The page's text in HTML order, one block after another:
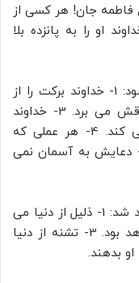
فاطمه جان! هر کسی از
او را به پانزده بلا
شش بلایی که در دنیا دامنگیرش می شود: 1- خداوند برکت را از
عمرش می برد. 2- خداوند برکت را از رزقش می برد. 3- خداوند
سیمای صالحین را از چهره اش محو می کند. 4- هر عملی که
می دهد پاداش داده نمی شود. 5- دعایش به آسمان نمی
سه بلایی که هنگام مرگ گرفتارش خواهد شد: 1- ذلیل از دنیا می
رود. 2- هنگام مرگ در حال گرسنگی خواهد بود. 3- تشنه از دنیا
بدهند.